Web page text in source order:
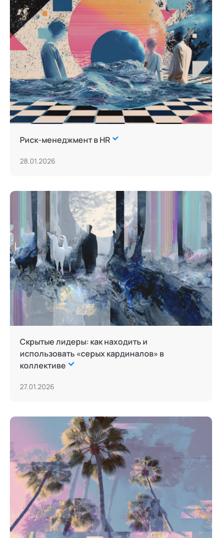
Риск-менеджмент в HR
28.01.2026
Скрытые лидеры: как находить и
использовать «серых кардиналов» в
коллективе
27.01.2026